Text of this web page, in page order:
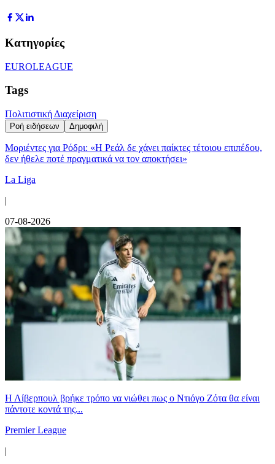
Κατηγορίες
EUROLEAGUE
Tags
Πολιτιστική Διαχείριση
Ροή ειδήσεων Δημοφιλή
Μοριέντες για Ρόδρι: «Η Ρεάλ δε χάνει παίκτες τέτοιου επιπέδου,
δεν ήθελε ποτέ πραγματικά να τον αποκτήσει»
La Liga
|
07-08-2026
Η Λίβερπουλ βρήκε τρόπο να νιώθει πως ο Ντιόγο Ζότα θα είναι
πάντοτε κοντά της...
Premier League
|